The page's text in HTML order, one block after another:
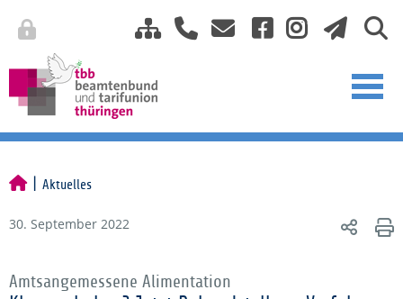
Aktuelles
30. September 2022
Amtsangemessene Alimentation